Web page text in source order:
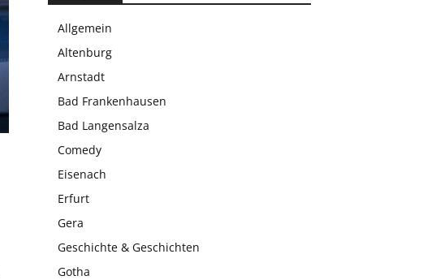
Allgemein
Altenburg
Arnstadt
Bad Frankenhausen
Bad Langensalza
Comedy
Eisenach
Erfurt
Gera
Geschichte & Geschichten
Gotha